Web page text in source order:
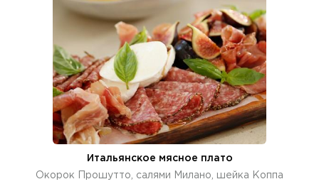
Итальянское мясное плато
Окорок Прошутто, салями Милано, шейка Коппа